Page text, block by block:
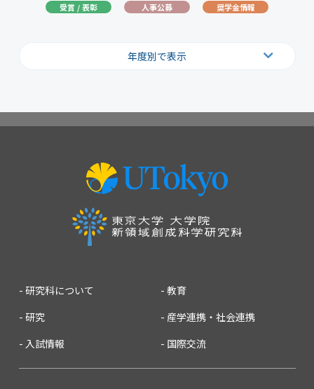
受賞 / 表彰
人事公募 奨学金情報
年度別で表示
研究科について
教育
研究
産学連携・社会連携
入試情報
国際交流